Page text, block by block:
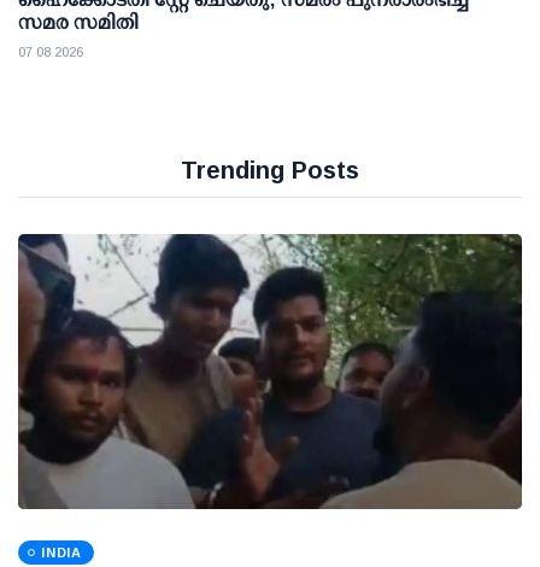
സമര സമിതി
07 08 2026
Trending Posts
INDIA